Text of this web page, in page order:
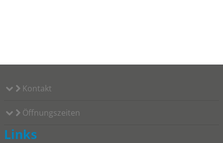
Kontakt
Öffnungszeiten
Links